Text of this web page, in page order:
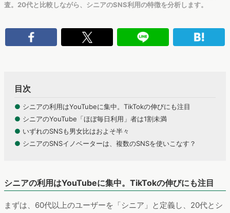
査。20代と比較しながら、シニアのSNS利用の特徴を分析します。
目次
● シニアの利用はYouTubeに集中。TikTokの伸びにも注目
● シニアのYouTube「ほぼ毎日利用」者は1割未満
● いずれのSNSも男女比はおよそ半々
● シニアのSNSイノベーターは、複数のSNSを使いこなす？
シニアの利用はYouTubeに集中。TikTokの伸びにも注目
まずは、60代以上のユーザーを「シニア」と定義し、20代とシ